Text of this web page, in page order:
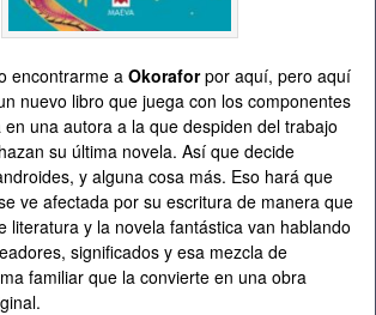
encontrarme a Okoraforpor aquí, pero aquí
nuevo libro que juega con los componentes
una autora a la que despiden del trabajo
su última novela. Así que decide
y alguna cosa más. Eso hará que
ve afectada por su escritura de manera que
literatura y la novela fantástica van hablando
significados y esa mezcla de
familiar que la convierte en una obra